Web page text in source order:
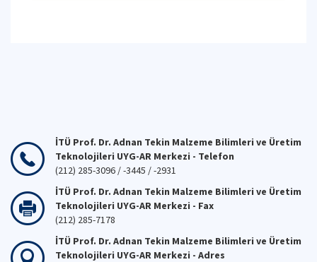
İTÜ Prof. Dr. Adnan Tekin Malzeme Bilimleri ve Üretim
Teknolojileri UYG-AR Merkezi - Telefon
(212) 285-3096 / -3445 / -2931
İTÜ Prof. Dr. Adnan Tekin Malzeme Bilimleri ve Üretim
Teknolojileri UYG-AR Merkezi - Fax
(212) 285-7178
İTÜ Prof. Dr. Adnan Tekin Malzeme Bilimleri ve Üretim
Teknolojileri UYG-AR Merkezi - Adres